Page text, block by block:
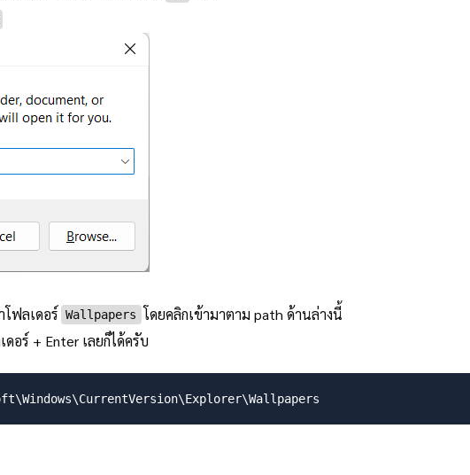
ฟลเดอร์ Wallpapers โดยคลิกเข้ามาตาม path ด้านล่างนี้
อร์ + Enter เลยก็ได้ครับ